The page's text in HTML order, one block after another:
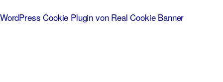
WordPress Cookie Plugin von Real Cookie Banner